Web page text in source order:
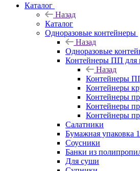
Каталог
Назад
Каталог
Одноразовые контейнеры
Назад
Одноразовые
Контейнеры ПП для
Назад
Контейнеры
Контейнеры
Контейнеры
Контейнеры
Контейнеры
Салатники
Бумажная упаковка
Соусники
Банки из
Для суши